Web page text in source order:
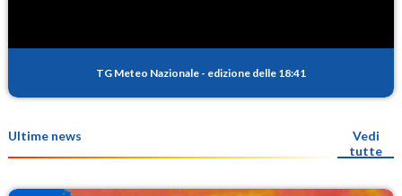
TG Meteo Nazionale - edizione delle 18:41
Ultime news
Vedi
tutte